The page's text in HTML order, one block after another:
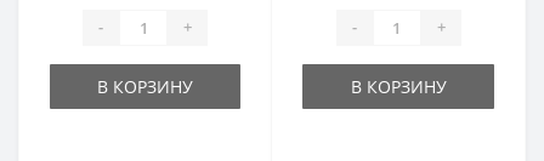
- +
В КОРЗИНУ
- +
В КОРЗИНУ